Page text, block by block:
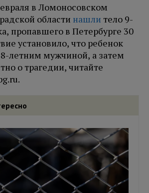
в Ломоносовском
области нашли тело 9-
пропавшего в Петербурге 30
установило, что ребенок
летним мужчиной, а затем
о трагедии, читайте